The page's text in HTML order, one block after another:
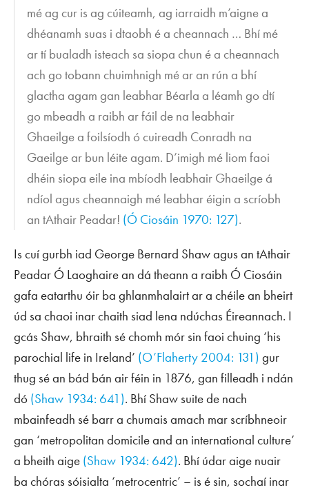
mé ag cur is ag cúiteamh, ag iarraidh m’aigne a
dhéanamh suas i dtaobh é a cheannach … Bhí mé
ar tí bualadh isteach sa siopa chun é a cheannach
ach go tobann chuimhnigh mé ar an rún a bhí
glactha agam gan leabhar Béarla a léamh go dtí
go mbeadh a raibh ar fáil de na leabhair
Ghaeilge a foilsíodh ó cuireadh Conradh na
Gaeilge ar bun léite agam. D’imigh mé liom faoi
dhéin siopa eile ina mbíodh leabhair Ghaeilge á
ndíol agus cheannaigh mé leabhar éigin a scríobh
an tAthair Peadar! (Ó Ciosáin 1970: 127).
Is cuí gurbh iad George Bernard Shaw agus an tAthair
Peadar Ó Laoghaire an dá theann a raibh Ó Ciosáin
gafa eatarthu óir ba ghlanmhalairt ar a chéile an bheirt
úd sa chaoi inar chaith siad lena ndúchas Éireannach. I
gcás Shaw, bhraith sé chomh mór sin faoi chuing ‘his
parochial life in Ireland’ (O’Flaherty 2004: 131) gur
thug sé an bád bán air féin in 1876, gan filleadh i ndán
dó (Shaw 1934: 641). Bhí Shaw suite de nach
mbainfeadh sé barr a chumais amach mar scríbhneoir
gan ‘metropolitan domicile and an international culture’
a bheith aige (Shaw 1934: 642). Bhí údar aige nuair
ba chóras sóisialta ‘metrocentric’ – is é sin, sochaí inar